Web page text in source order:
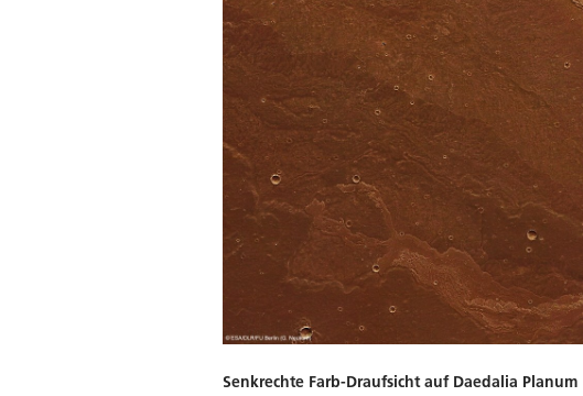
Senkrechte Farb-Draufsicht auf Daedalia Planum